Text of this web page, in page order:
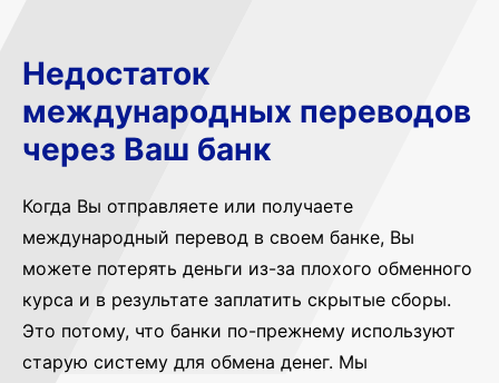
Недостаток
международных переводов
через Ваш банк
Когда Вы отправляете или получаете
международный перевод в своем банке, Вы
можете потерять деньги из-за плохого обменного
курса и в результате заплатить скрытые сборы.
Это потому, что банки по-прежнему используют
старую систему для обмена денег. Мы